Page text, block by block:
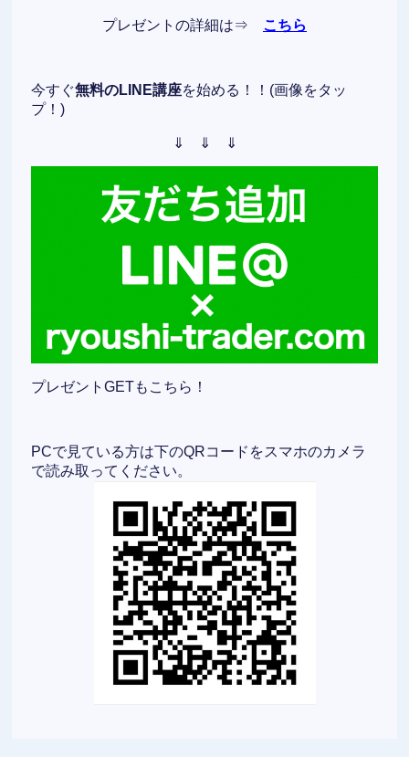
プレゼントの詳細は⇒ こちら
今すぐ無料のLINE講座を始める！！(画像をタッ
プ！)
⇓ ⇓ ⇓
プレゼントGETもこちら！
PCで見ている方は下のQRコードをスマホのカメラ
で読み取ってください。